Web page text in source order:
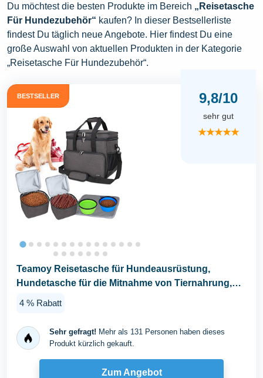
Du möchtest die besten Produkte im Bereich „Reisetasche
Für Hundezubehör“ kaufen? In dieser Bestsellerliste
findest Du täglich neue Angebote. Hier findest Du eine
große Auswahl von aktuellen Produkten in der Kategorie
„Reisetasche Für Hundezubehör“.
BESTSELLER 9,8/10
sehr gut
★★★★★
Teamoy Reisetasche für Hundeausrüstung,
Hundetasche für die Mitnahme von Tiernahrung,
4 % Rabatt
Sehr gefragt! Mehr als 131 Personen haben dieses
Produkt kürzlich gekauft.
Zum Angebot